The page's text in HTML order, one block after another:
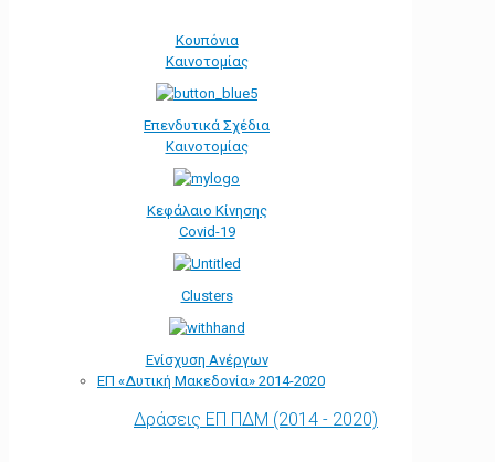
Κουπόνια
Καινοτομίας
Επενδυτικά Σχέδια
Καινοτομίας
Κεφάλαιο Κίνησης
Covid-19
Clusters
Ενίσχυση Ανέργων
ΕΠ «Δυτική Μακεδονία» 2014-2020
Δράσεις ΕΠ ΠΔΜ (2014 - 2020)